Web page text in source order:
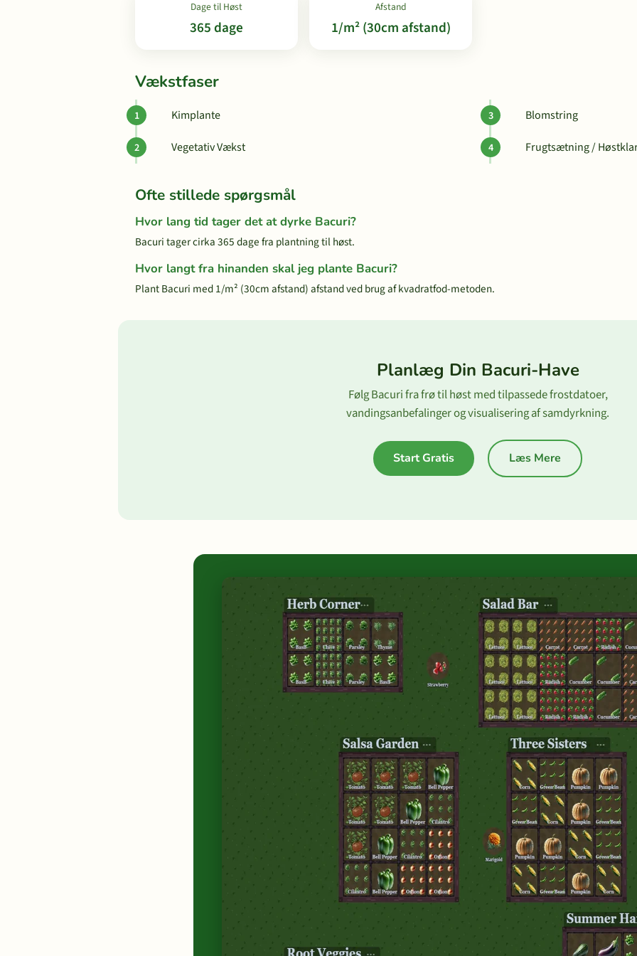
Dage til Høst
365 dage
Afstand
1/m² (30cm afstand)
Vækstfaser
Kimplante
Vegetativ Vækst
Blomstring
Frugtsætning /
Ofte stillede spørgsmål
Hvor lang tid tager det at dyrke Bacuri?
Bacuri tager cirka 365 dage fra plantning til høst.
Hvor langt fra hinanden skal jeg plante Bacuri?
Plant Bacuri med 1/m² (30cm afstand) afstand ved brug af kvadratfod-metoden.
Planlæg Din Bacuri-Have
Følg Bacuri fra frø til høst med tilpassede frostdatoer,
vandingsanbefalinger og visualisering af samdyrkning.
Start Gratis Læs Mere